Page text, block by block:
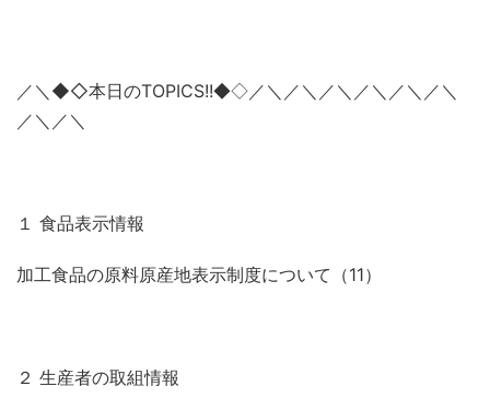
／＼◆◇本日のTOPICS!!◆◇／＼／＼／＼／＼／＼／＼
／＼／＼
１ 食品表示情報
加工食品の原料原産地表示制度について（11）
２ 生産者の取組情報